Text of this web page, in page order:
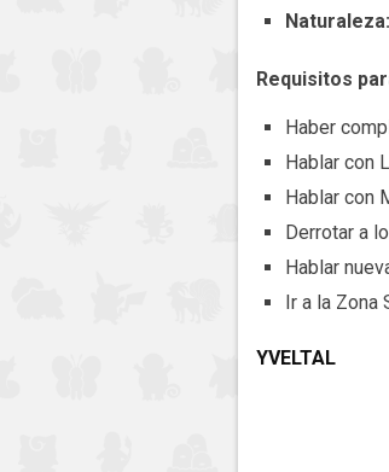
Naturaleza:
Requisitos
Haber
Hablar con
Hablar con
Derrotar a
Hablar
Ir a la Zona
YVELTAL